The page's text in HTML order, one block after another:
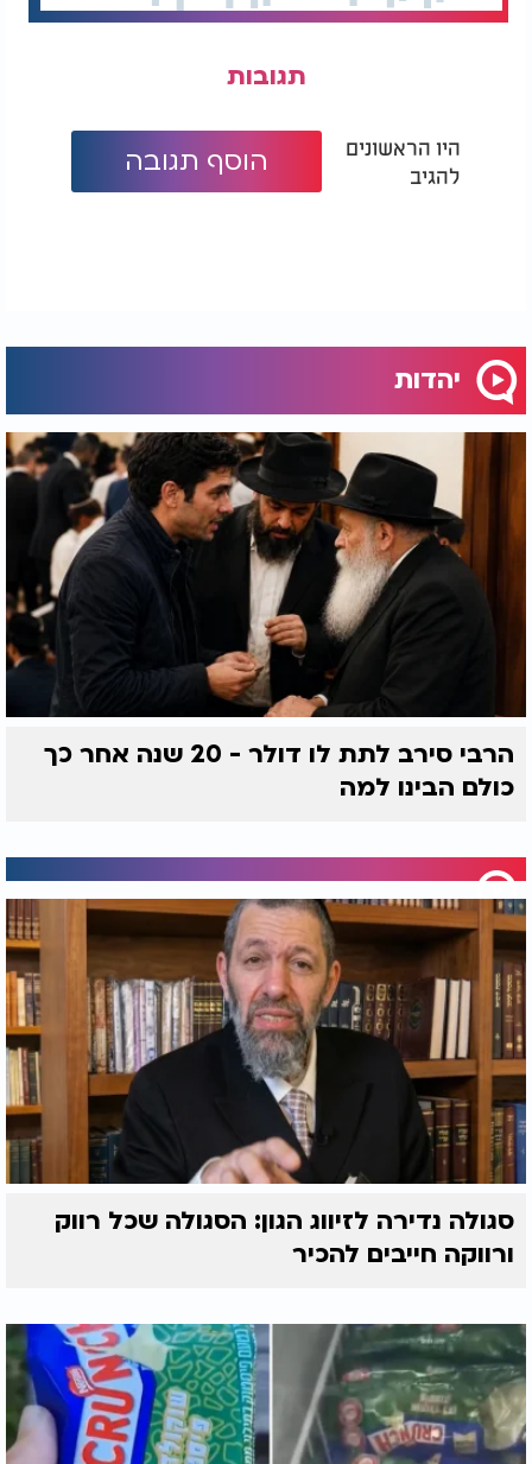
תגובות
היו הראשונים
להגיב
הוסף תגובה
יהדות
הרבי סירב לתת לו דולר - 20 שנה אחר כך
כולם הבינו למה
סגולה נדירה לזיווג הגון: הסגולה שכל רווק
ורווקה חייבים להכיר